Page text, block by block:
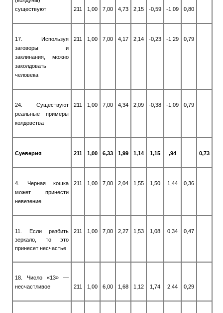
существуют
211 1,00 7,00 4,73 2,15 -0,59 -1,09 0,80
17. Используя
заговоры и
заклинания, можно
заколдовать
человека
211 1,00 7,00 4,17 2,14 -0,23 -1,29 0,79
24. Существуют
реальные примеры
колдовства
211 1,00 7,00 4,34 2,09 -0,38 -1,09 0,79
Суеверия 211 1,00 6,33 1,99 1,14 1,15 ,94 0,73
4. Черная кошка
может принести
невезение
211 1,00 7,00 2,04 1,55 1,50 1,44 0,36
11. Если разбить
зеркало, то это
принесет несчастье
211 1,00 7,00 2,27 1,53 1,08 0,34 0,47
18. Число «13» —
несчастливое
211 1,00 6,00 1,68 1,12 1,74 2,44 0,29